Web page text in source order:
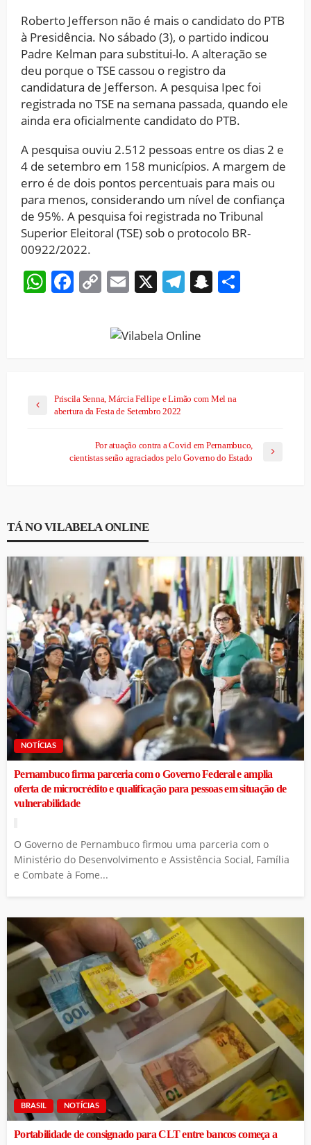
Roberto Jefferson não é mais o candidato do PTB
à Presidência. No sábado (3), o partido indicou
Padre Kelman para substitui-lo. A alteração se
deu porque o TSE cassou o registro da
candidatura de Jefferson. A pesquisa Ipec foi
registrada no TSE na semana passada, quando ele
ainda era oficialmente candidato do PTB.
A pesquisa ouviu 2.512 pessoas entre os dias 2 e
4 de setembro em 158 municípios. A margem de
erro é de dois pontos percentuais para mais ou
para menos, considerando um nível de confiança
de 95%. A pesquisa foi registrada no Tribunal
Superior Eleitoral (TSE) sob o protocolo BR-
00922/2022.
WhatsApp
Facebook
CopyEmail
X Telegram
Snapchat
Priscila Senna, Márcia Fellipe e Limão com Mel na
abertura da Festa de Setembro 2022
Por atuação contra a Covid em Pernambuco,
cientistas serão agraciados pelo Governo do Estado
TÁ NO VILABELA ONLINE
NOTÍCIAS
Pernambuco firma parceria com o Governo Federal e amplia
oferta de microcrédito e qualificação para pessoas em situação de
vulnerabilidade
O Governo de Pernambuco firmou uma parceria com o
Ministério do Desenvolvimento e Assistência Social, Família
e Combate à Fome...
BRASIL NOTÍCIAS
Portabilidade de consignado para CLT entre bancos começa a